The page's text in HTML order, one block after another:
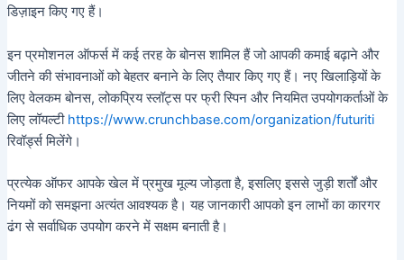
डिज़ाइन किए गए हैं।
इन प्रमोशनल ऑफर्स में कई तरह के बोनस शामिल हैं जो आपकी कमाई बढ़ाने और
जीतने की संभावनाओं को बेहतर बनाने के लिए तैयार किए गए हैं। नए खिलाड़ियों के
लिए वेलकम बोनस, लोकप्रिय स्लॉट्स पर फ्री स्पिन और नियमित उपयोगकर्ताओं के
लिए लॉयल्टी https://www.crunchbase.com/organization/futuriti
रिवॉर्ड्स मिलेंगे।
प्रत्येक ऑफर आपके खेल में प्रमुख मूल्य जोड़ता है, इसलिए इससे जुड़ी शर्तों और
नियमों को समझना अत्यंत आवश्यक है। यह जानकारी आपको इन लाभों का कारगर
ढंग से सर्वाधिक उपयोग करने में सक्षम बनाती है।